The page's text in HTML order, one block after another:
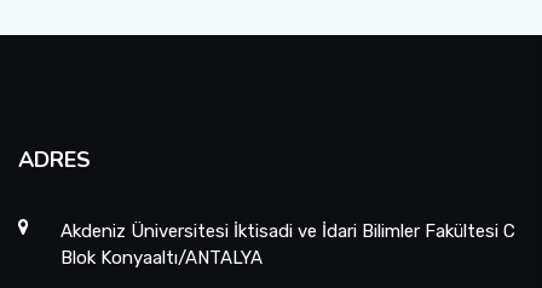
ADRES
Akdeniz Üniversitesi İktisadi ve İdari Bilimler Fakültesi C
Blok Konyaaltı/ANTALYA